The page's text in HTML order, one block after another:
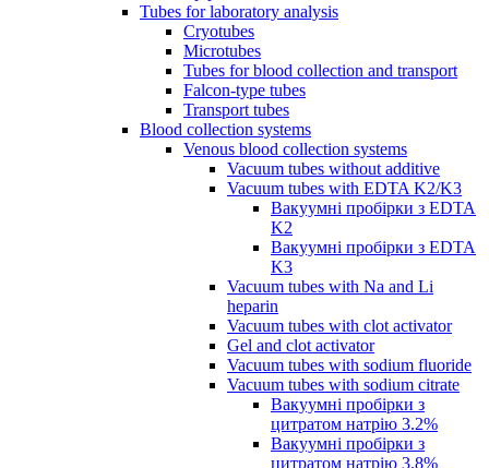
Tubes for laboratory analysis
Cryotubes
Microtubes
Tubes for blood collection and transport
Falcon-type tubes
Transport tubes
Blood collection systems
Venous blood collection systems
Vacuum tubes without additive
Vacuum tubes with EDTA K2/K3
Вакуумні пробірки з EDTA
K2
Вакуумні пробірки з EDTA
K3
Vacuum tubes with Na and Li
heparin
Vacuum tubes with clot activator
Gel and clot activator
Vacuum tubes with sodium fluoride
Vacuum tubes with sodium citrate
Вакуумні пробірки з
цитратом натрію 3.2%
Вакуумні пробірки з
цитратом натрію 3.8%